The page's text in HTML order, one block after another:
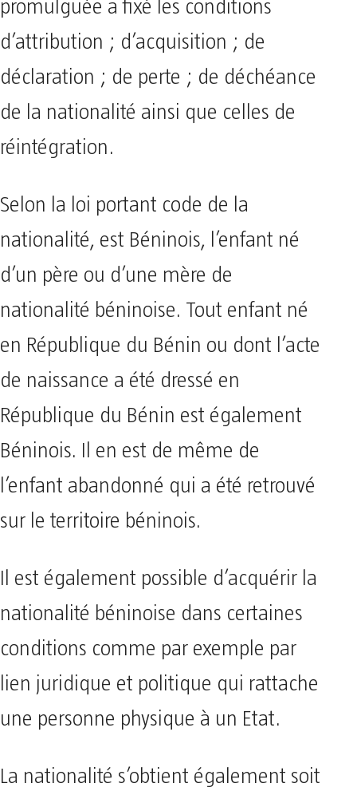
promulguée a fixé les conditions
d’attribution ; d’acquisition ; de
déclaration ; de perte ; de déchéance
de la nationalité ainsi que celles de
réintégration.
Selon la loi portant code de la
nationalité, est Béninois, l’enfant né
d’un père ou d’une mère de
nationalité béninoise. Tout enfant né
en République du Bénin ou dont l’acte
de naissance a été dressé en
République du Bénin est également
Béninois. Il en est de même de
l’enfant abandonné qui a été retrouvé
sur le territoire béninois.
Il est également possible d’acquérir la
nationalité béninoise dans certaines
conditions comme par exemple par
lien juridique et politique qui rattache
une personne physique à un Etat.
La nationalité s’obtient également soit